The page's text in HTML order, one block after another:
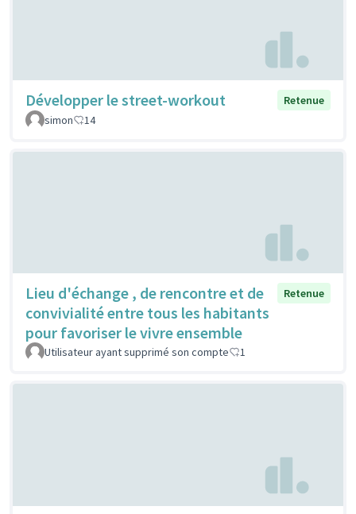
Développer le street-workout
Retenue
simon
14
Lieu d'échange , de rencontre et de
convivialité entre tous les habitants
pour favoriser le vivre ensemble
Retenue
Utilisateur ayant supprimé son compte 1